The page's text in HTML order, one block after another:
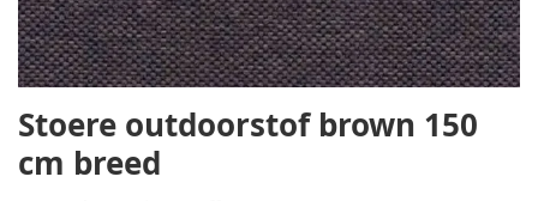
Stoere outdoorstof brown 150
cm breed